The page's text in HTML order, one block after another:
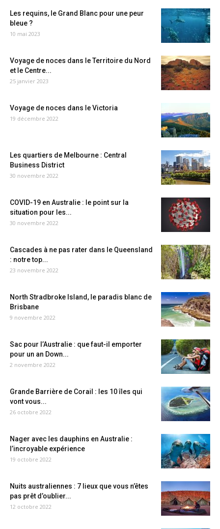
Les requins, le Grand Blanc pour une peur
bleue ?
10 mai 2023
Voyage de noces dans le Territoire du Nord
et le Centre...
25 janvier 2023
Voyage de noces dans le Victoria
19 décembre 2022
Les quartiers de Melbourne : Central
Business District
30 novembre 2022
COVID-19 en Australie : le point sur la
situation pour les...
30 novembre 2022
Cascades à ne pas rater dans le Queensland
: notre top...
23 novembre 2022
North Stradbroke Island, le paradis blanc de
Brisbane
9 novembre 2022
Sac pour l’Australie : que faut-il emporter
pour un an Down...
2 novembre 2022
Grande Barrière de Corail : les 10 îles qui
vont vous...
26 octobre 2022
Nager avec les dauphins en Australie :
l’incroyable expérience
19 octobre 2022
Nuits australiennes : 7 lieux que vous n’êtes
pas prêt d’oublier...
12 octobre 2022